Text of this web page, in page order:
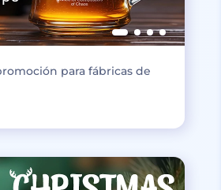
para fábricas de